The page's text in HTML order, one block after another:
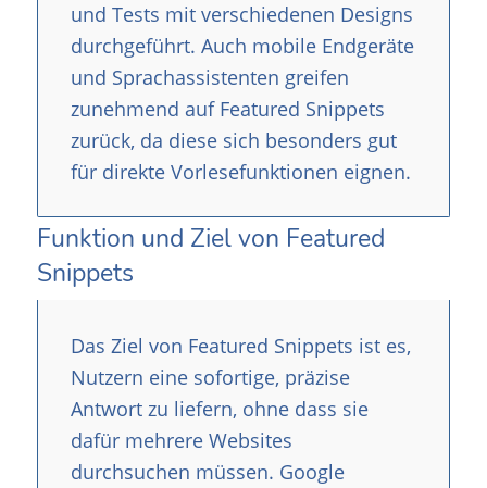
und Tests mit verschiedenen Designs
durchgeführt. Auch mobile Endgeräte
und Sprachassistenten greifen
zunehmend auf Featured Snippets
zurück, da diese sich besonders gut
für direkte Vorlesefunktionen eignen.
Funktion und Ziel von Featured
Snippets
Das Ziel von Featured Snippets ist es,
Nutzern eine sofortige, präzise
Antwort zu liefern, ohne dass sie
dafür mehrere Websites
durchsuchen müssen. Google